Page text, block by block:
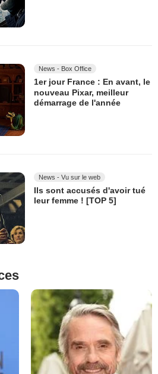
News - Box Office
1er jour France : En avant, le
nouveau Pixar, meilleur
démarrage de l'année
News - Vu sur le web
Ils sont accusés d'avoir tué
leur femme ! [TOP 5]